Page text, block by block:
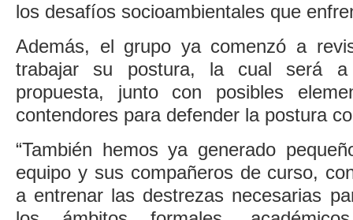
los desafíos socioambientales que
Además, el grupo ya comenzó a
trabajar su postura, la cual será
propuesta, junto con posibles
contendores para defender la postura
“También hemos ya generado
equipo y sus compañeros de curso,
a entrenar las destrezas necesarias